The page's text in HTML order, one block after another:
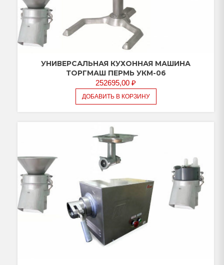
УНИВЕРСАЛЬНАЯ КУХОННАЯ МАШИНА
ТОРГМАШ ПЕРМЬ УКМ-06
252695,00 ₽
ДОБАВИТЬ В КОРЗИНУ